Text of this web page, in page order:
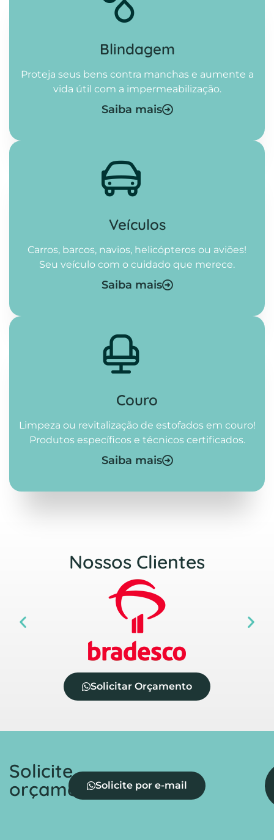
Blindagem
Proteja seus bens contra manchas e aumente a
vida útil com a impermeabilização.
Saiba mais
Veículos
Carros, barcos, navios, helicópteros ou aviões!
Seu veículo com o cuidado que merece.
Saiba mais
Couro
Limpeza ou revitalização de estofados em couro!
Produtos específicos e técnicos certificados.
Saiba mais
Nossos Clientes
Solicitar Orçamento
Solicite
orçamentoSolicite por e-mail